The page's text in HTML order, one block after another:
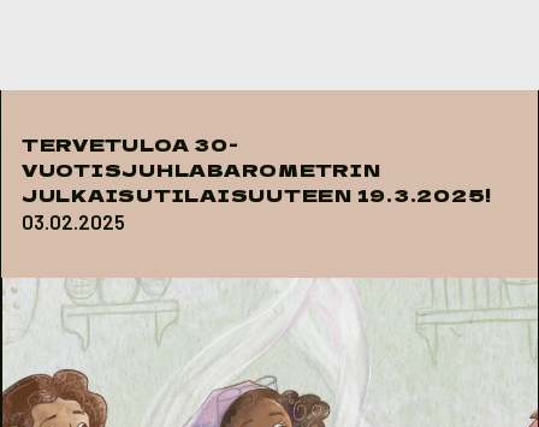
TERVETULOA 30-
VUOTISJUHLABAROMETRIN
JULKAISUTILAISUUTEEN 19.3.2025!
03.02.2025